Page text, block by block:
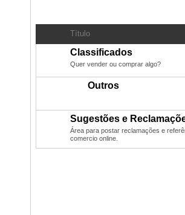
Título
Classificados
Quer vender ou comprar algo?
Outros
Sugestões e
Área para postar reclamações e
comercio online.